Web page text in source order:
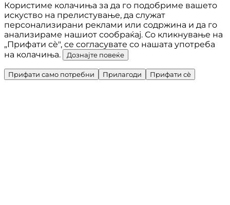
Користиме колачиња за да го подобриме вашето
искуство на прелистување, да служат
персонализирани реклами или содржина и да го
анализираме нашиот сообраќај. Со кликнување на
„Прифати сè", се согласувате со нашата употреба
на колачиња.
Дознајте повеќе
Прифати само потребни Прилагоди Прифати сè